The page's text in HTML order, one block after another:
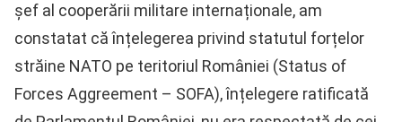
șef al cooperării militare internaționale, am
constatat că înțelegerea privind statutul forțelor
străine NATO pe teritoriul României (Status of
Forces Aggreement – SOFA), înțelegere ratificată